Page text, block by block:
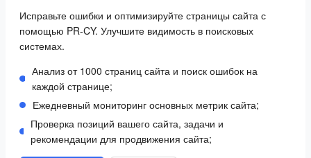
Исправьте ошибки и оптимизируйте страницы сайта с
помощью PR-CY. Улучшите видимость в поисковых
системах.
Анализ от 1000 страниц сайта и поиск ошибок на
каждой странице;
Ежедневный мониторинг основных метрик сайта;
Проверка позиций вашего сайта, задачи и
рекомендации для продвижения сайта;